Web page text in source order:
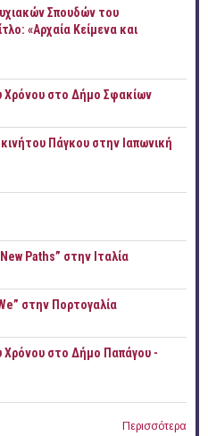
Σπουδών του
«Αρχαία Κείμενα και
Χρόνου στο Δήμο Σφακίων
Πάγκου στην Ιαπωνική
Paths” στην Ιταλία
στην Πορτογαλία
Χρόνου στο Δήμο Παπάγου -
Περισσότερα